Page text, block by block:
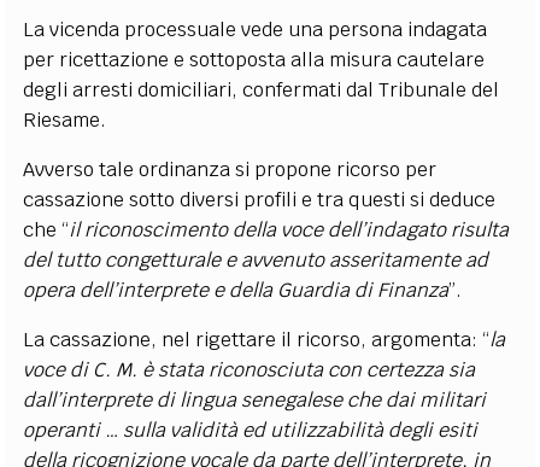
La vicenda processuale vede una persona indagata
per ricettazione e sottoposta alla misura cautelare
degli arresti domiciliari, confermati dal Tribunale del
Riesame.
Avverso tale ordinanza si propone ricorso per
cassazione sotto diversi profili e tra questi si deduce
che “il riconoscimento della voce dell’indagato risulta
del tutto congetturale e avvenuto asseritamente ad
opera dell’interprete e della Guardia di Finanza”.
La cassazione, nel rigettare il ricorso, argomenta: “la
voce di C. M. è stata riconosciuta con certezza sia
dall’interprete di lingua senegalese che dai militari
operanti … sulla validità ed utilizzabilità degli esiti
della ricognizione vocale da parte dell’interprete, in